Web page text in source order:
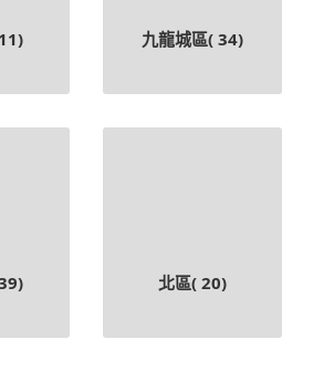
11) 九龍城區( 34)
) 北區( 20)